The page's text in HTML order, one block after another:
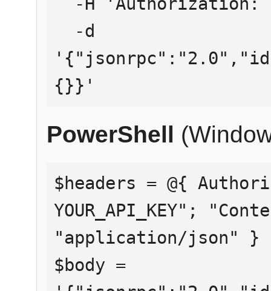
{}}'
PowerShell
$headers = @{
YOUR_API_KEY";
"application/json" }
$body =